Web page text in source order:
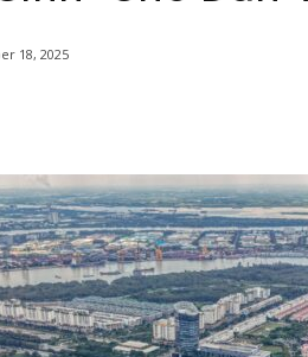
18, 2025